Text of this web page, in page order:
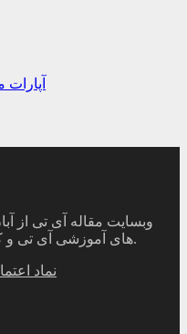
آپارات
های آموزشی آی تی و کامپیوتر شروع به فعالیت کرده است.